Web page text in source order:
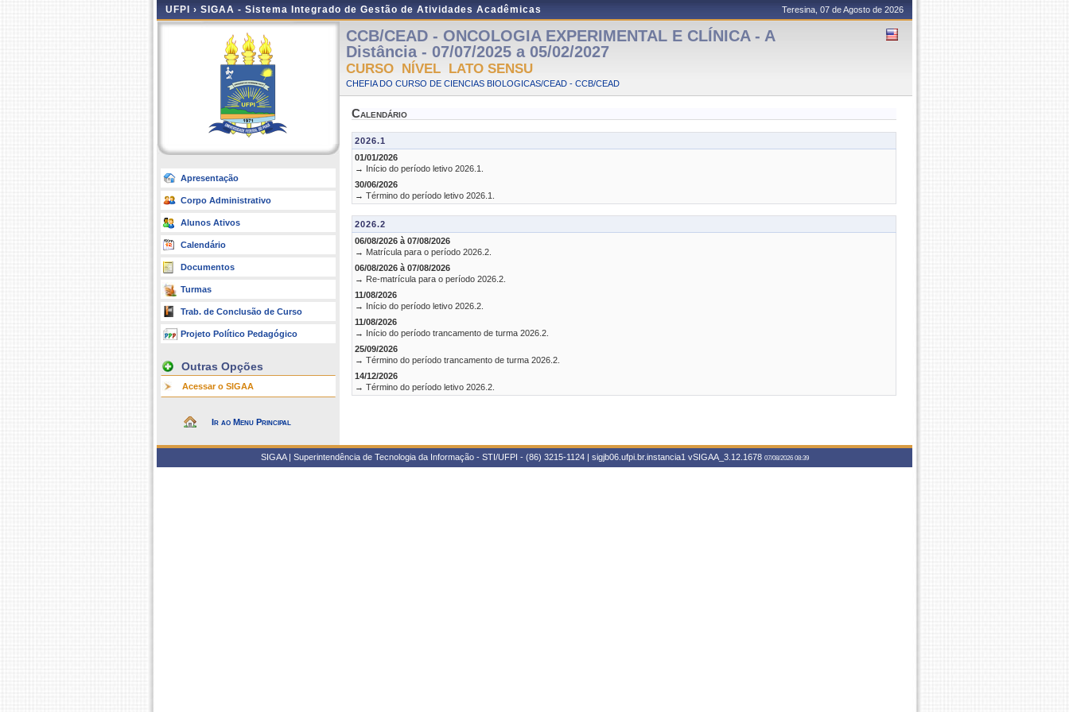
UFPI › SIGAA - Sistema Integrado de Gestão de Atividades Acadêmicas Teresina, 07 de Agosto de 2026
Apresentação
Corpo Administrativo
Alunos Ativos
Calendário
Documentos
Turmas
Trab. de Conclusão de Curso
Projeto Político Pedagógico
Outras Opções
Acessar o SIGAA
Ir ao Menu Principal
CCB/CEAD - ONCOLOGIA EXPERIMENTAL E CLÍNICA - A
Distância - 07/07/2025 a 05/02/2027
CURSO NÍVEL LATO SENSU
CHEFIA DO CURSO DE CIENCIAS BIOLOGICAS/CEAD - CCB/CEAD
Calendário
2026.1
01/01/2026
→ Início do período letivo 2026.1.
30/06/2026
→ Término do período letivo 2026.1.
2026.2
06/08/2026 à 07/08/2026
→ Matrícula para o período 2026.2.
06/08/2026 à 07/08/2026
→ Re-matrícula para o período 2026.2.
11/08/2026
→ Início do período letivo 2026.2.
11/08/2026
→ Início do período trancamento de turma 2026.2.
25/09/2026
→ Término do período trancamento de turma 2026.2.
14/12/2026
→ Término do período letivo 2026.2.
SIGAA | Superintendência de Tecnologia da Informação - STI/UFPI - (86) 3215-1124 | sigjb06.ufpi.br.instancia1 vSIGAA_3.12.1678 07/08/2026 08:39